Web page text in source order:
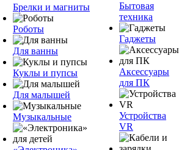
Брелки и магниты
Роботы
Для ванны
Куклы и пупсы
Для малышей
Музыкальные
Бытовая
техника
Гаджеты
Аксессуары
для ПК
Устройства
VR